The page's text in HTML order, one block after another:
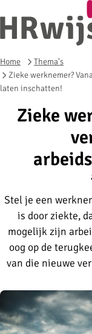
Home
Thema's
Zieke werknemer?
laten inschatten!
Zieke
Stel je een
is door ziekte,
mogelijk zijn
oog op de
van die nieuwe